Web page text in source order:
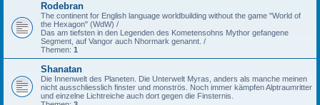
Rodebran
The continent for English language worldbuilding without the game "World of
the Hexagon" (WdW) /
Das am tiefsten in den Legenden des Kometensohns Mythor gefangene
Segment, auf Vangor auch Nhormark genannt. /
Themen: 1
Shanatan
Die Innenwelt des Planeten. Die Unterwelt Myras, anders als manche meinen
nicht ausschliesslich finster und monströs. Noch immer kämpfen Alptraumritter
und einzelne Lichtreiche auch dort gegen die Finsternis.